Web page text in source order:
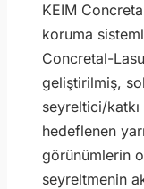
KEIM
koruma
Concretal-
geliştirilmiş,
seyreltici/
hedeflenen
görünümlerin
seyreltmenin